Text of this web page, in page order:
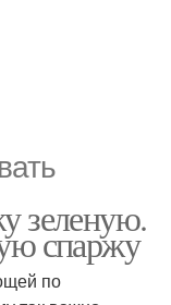
зеленую.
спаржу
по